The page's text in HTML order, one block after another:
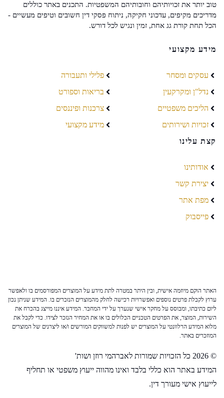
טוב יותר את זכויותיהם וחובותיהם המשפטיות. התכנים באתר כוללים
מדריכים מקיפים, עדכוני חקיקה, ניתוח פסקי דין חשובים וטיפים מעשיים -
הכל תחת קורת גג אחת, זמין ונגיש לכל דורש.
מידע מקצועי
עסקים ומסחר
נדל"ן ומקרקעין
הליכים משפטיים
זכויות ושירותים
פלילי ותעבורה
בריאות וספורט
צרכנות ופיננסים
מידע מקצועי
קצת עלינו
אודותינו
יצירת קשר
מפת אתר
פייסבוק
האתר הוקם מיוזמה אישית, ובין היתר במטרה לתת מידע על המוצרים המפורסמים בו ולאפשר
ערוץ לקבלת פרטים נוספים ואפשרויות רכישה לחלק מהמוצרים הנזכרים בו. המידע שניתן נכון
ליום כתיבתו, ומבוסס על מחקר אישי שנערך על ידי המחבר. המידע איננו מייצג בהכרח את
השירות, המוצר, את הפרטים הטכניים הכלולים בו או את המחיר הנזכר לצידו. כדי לקבל את
מלוא המידע הרלוונטי על המוצרים יש לפנות למשווקים המורשים ו/או ליצרנים של המוצרים
המוזכרים באתר.
© 2026 כל הזכויות שמורות לאברהמי רוזן ושות'
המידע באתר הוא כללי בלבד ואינו מהווה ייעוץ משפטי או תחליף
לייעוץ אישי מעורך דין.